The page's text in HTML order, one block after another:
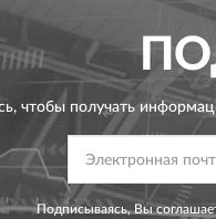
чтобы получать
Подписываясь, Вы